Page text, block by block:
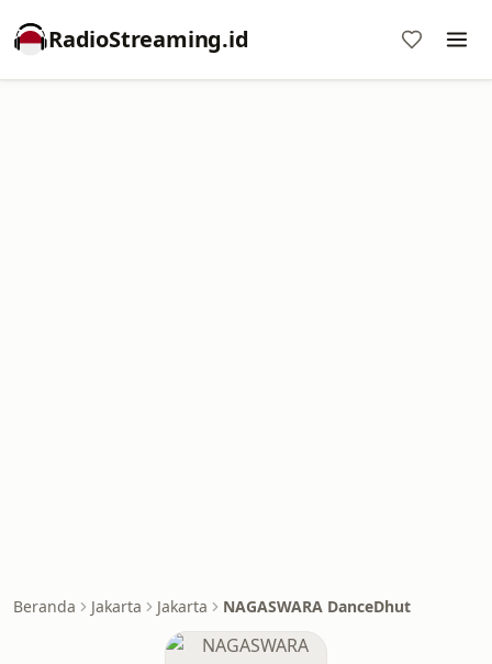
RadioStreaming.id
Beranda Jakarta Jakarta NAGASWARA DanceDhut